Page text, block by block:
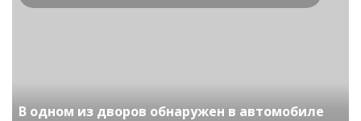
В одном из дворов обнаружен в автомобиле